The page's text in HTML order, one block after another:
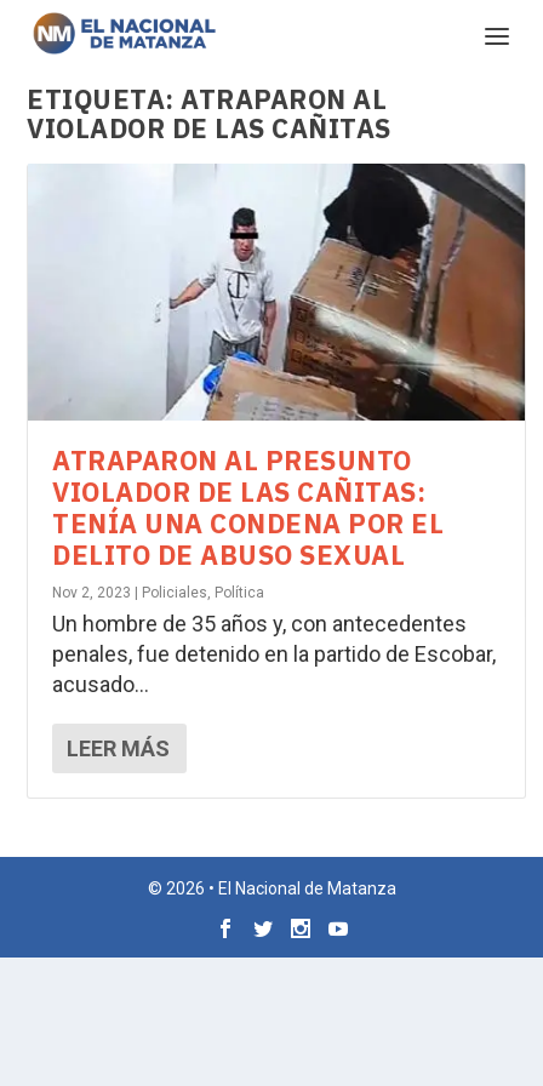
ETIQUETA:ATRAPARON AL
VIOLADOR DE LAS CAÑITAS
ATRAPARON AL PRESUNTO
VIOLADOR DE LAS CAÑITAS:
TENÍA UNA CONDENA POR EL
DELITO DE ABUSO SEXUAL
Nov 2, 2023 | Policiales, Política
Un hombre de 35 años y, con antecedentes
penales, fue detenido en la partido de Escobar,
acusado...
LEER MÁS
© 2026 • El Nacional de Matanza